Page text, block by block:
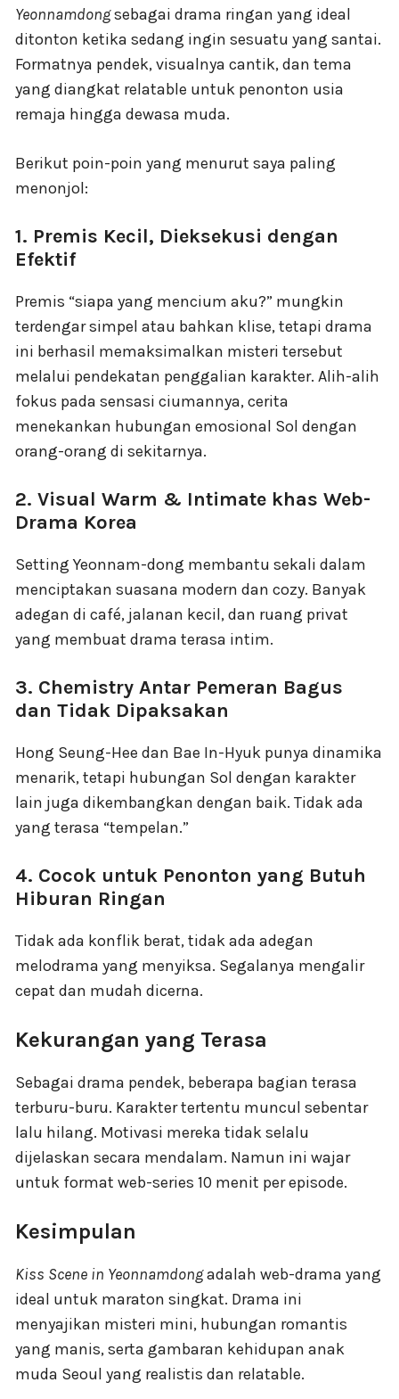
Yeonnamdongsebagai drama ringan yang ideal
ditonton ketika sedang ingin sesuatu yang santai.
Formatnya pendek, visualnya cantik, dan tema
yang diangkat relatable untuk penonton usia
remaja hingga dewasa muda.
Berikut poin-poin yang menurut saya paling
menonjol:
1. Premis Kecil, Dieksekusi dengan
Efektif
Premis “siapa yang mencium aku?” mungkin
terdengar simpel atau bahkan klise, tetapi drama
ini berhasil memaksimalkan misteri tersebut
melalui pendekatan penggalian karakter. Alih-alih
fokus pada sensasi ciumannya, cerita
menekankan hubungan emosional Sol dengan
orang-orang di sekitarnya.
2. Visual Warm & Intimate khas Web-
Drama Korea
Setting Yeonnam-dong membantu sekali dalam
menciptakan suasana modern dan cozy. Banyak
adegan di café, jalanan kecil, dan ruang privat
yang membuat drama terasa intim.
3. Chemistry Antar Pemeran Bagus
dan Tidak Dipaksakan
Hong Seung-Hee dan Bae In-Hyuk punya dinamika
menarik, tetapi hubungan Sol dengan karakter
lain juga dikembangkan dengan baik. Tidak ada
yang terasa “tempelan.”
4. Cocok untuk Penonton yang Butuh
Hiburan Ringan
Tidak ada konflik berat, tidak ada adegan
melodrama yang menyiksa. Segalanya mengalir
cepat dan mudah dicerna.
Kekurangan yang Terasa
Sebagai drama pendek, beberapa bagian terasa
terburu-buru. Karakter tertentu muncul sebentar
lalu hilang. Motivasi mereka tidak selalu
dijelaskan secara mendalam. Namun ini wajar
untuk format web-series 10 menit per episode.
Kesimpulan
Kiss Scene in Yeonnamdongadalah web-drama yang
ideal untuk maraton singkat. Drama ini
menyajikan misteri mini, hubungan romantis
yang manis, serta gambaran kehidupan anak
muda Seoul yang realistis dan relatable.